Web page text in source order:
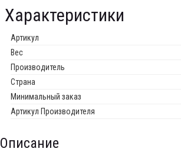
Характеристики
Артикул
Вес
Производитель
Страна
Минимальный заказ
Артикул Производителя
Описание